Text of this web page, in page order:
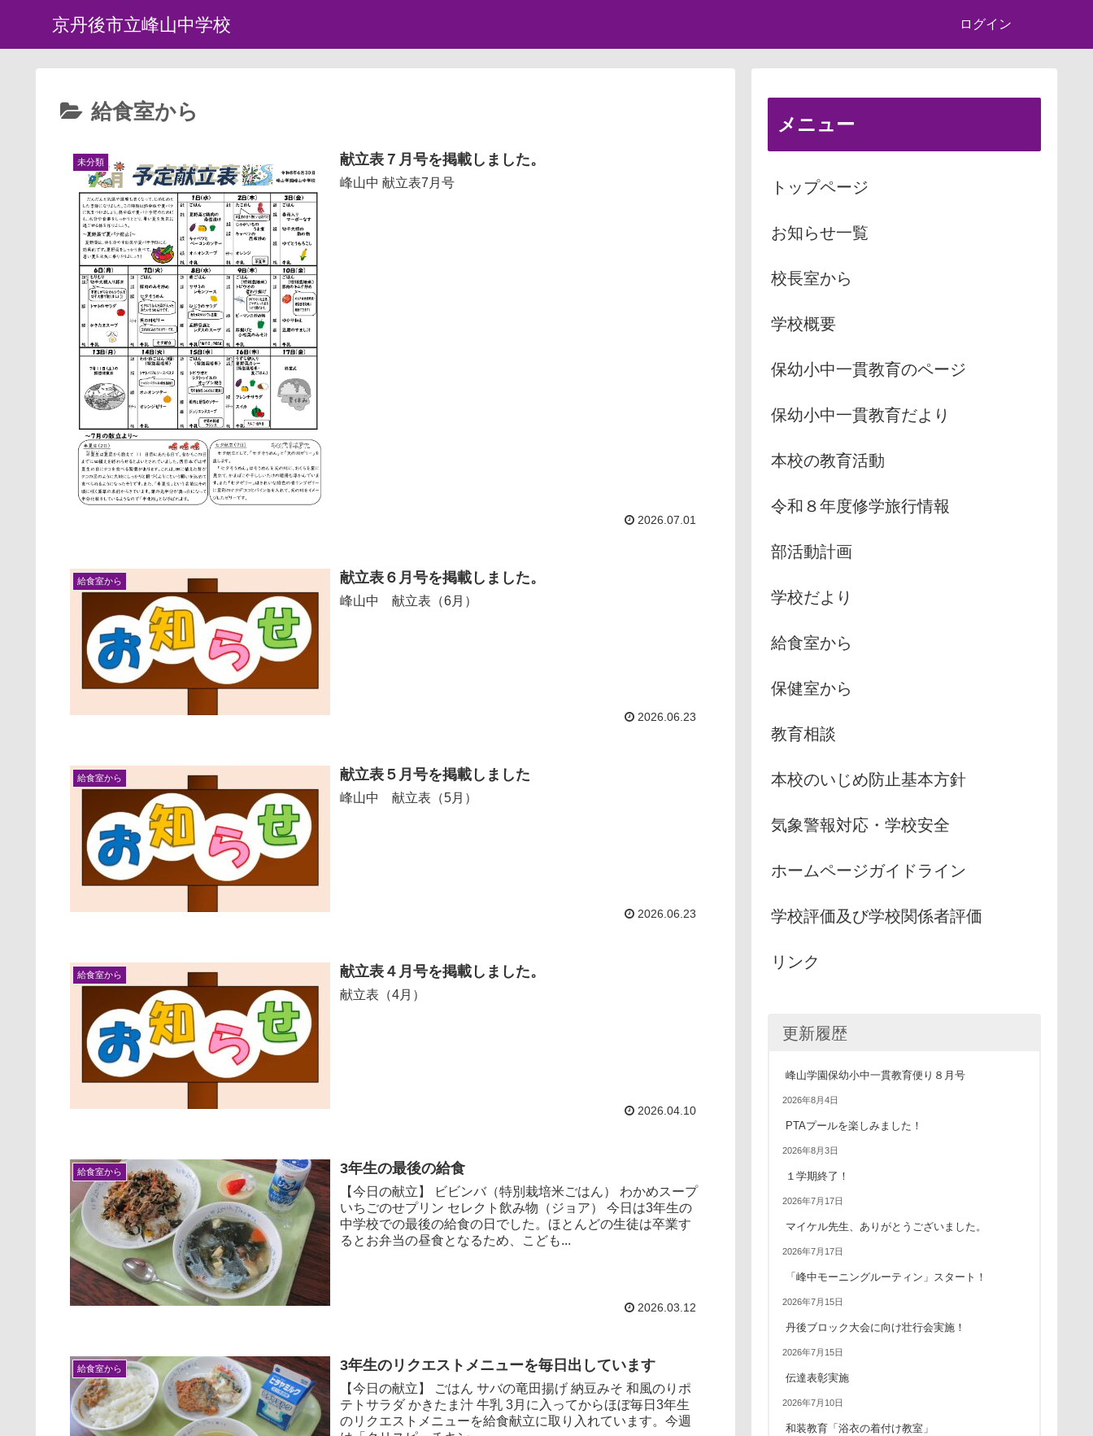
京丹後市立峰山中学校 ログイン
給食室から
未分類 献立表７月号を掲載しました。
峰山中 献立表7月号
2026.07.01
給食室から 献立表６月号を掲載しました。
峰山中 献立表（6月）
2026.06.23
給食室から 献立表５月号を掲載しました
峰山中 献立表（5月）
2026.06.23
給食室から 献立表４月号を掲載しました。
献立表（4月）
2026.04.10
給食室から 3年生の最後の給食
【今日の献立】 ビビンバ（特別栽培米ごはん） わかめスープ
いちごのせプリン セレクト飲み物（ジョア） 今日は3年生の
中学校での最後の給食の日でした。ほとんどの生徒は卒業す
るとお弁当の昼食となるため、こども...
2026.03.12
給食室から 3年生のリクエストメニューを毎日出しています
【今日の献立】 ごはん サバの竜田揚げ 納豆みそ 和風のりポ
テトサラダ かきたま汁 牛乳 3月に入ってからほぼ毎日3年生
のリクエストメニューを給食献立に取り入れています。今週
メニュー
トップページ
お知らせ一覧
校長室から
学校概要
保幼小中一貫教育のページ
保幼小中一貫教育だより
本校の教育活動
令和８年度修学旅行情報
部活動計画
学校だより
給食室から
保健室から
教育相談
本校のいじめ防止基本方針
気象警報対応・学校安全
ホームページガイドライン
学校評価及び学校関係者評価
リンク
更新履歴
峰山学園保幼小中一貫教育便り８月号
2026年8月4日
PTAプールを楽しみました！
2026年8月3日
１学期終了！
2026年7月17日
マイケル先生、ありがとうございました。
2026年7月17日
「峰中モーニングルーティン」スタート！
2026年7月15日
丹後ブロック大会に向け壮行会実施！
2026年7月15日
伝達表彰実施
2026年7月10日
和装教育「浴衣の着付け教室」